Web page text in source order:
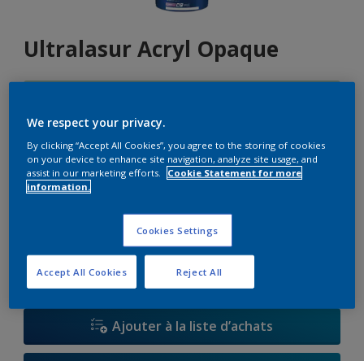
Ultralasur Acryl Opaque
Format
1 L
Ajouter à la liste d’achats
We respect your privacy.
By clicking “Accept All Cookies”, you agree to the storing of cookies
on your device to enhance site navigation, analyze site usage, and
assist in our marketing efforts.
Cookie Statement for more
information.
Cookies Settings
Reject All
Accept All Cookies